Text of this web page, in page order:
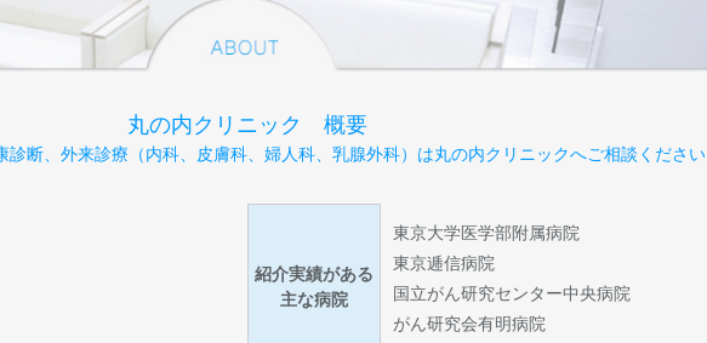
丸の内クリニック 概要
診断、外来診療（内科、皮膚科、婦人科、乳腺外科）は丸の内クリニックへご相談ください
紹介実績がある
主な病院
東京大学医学部附属病院
東京逓信病院
国立がん研究センター中央病院
がん研究会有明病院